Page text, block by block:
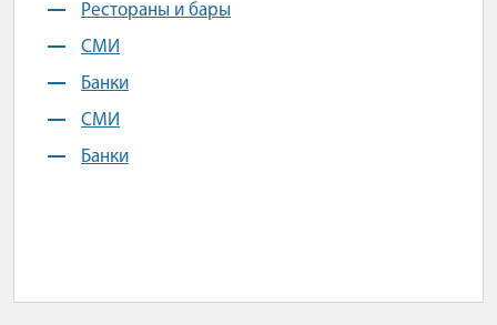
Рестораны и бары
СМИ
Банки
СМИ
Банки